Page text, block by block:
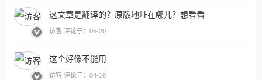
这文章是翻译的？原版地址在哪儿？想看看
访客 评论于：05-20
这个好像不能用
访客 评论于：04-10